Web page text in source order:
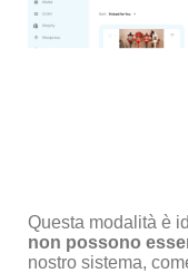
Questa modalità è
non possono
nostro sistema,